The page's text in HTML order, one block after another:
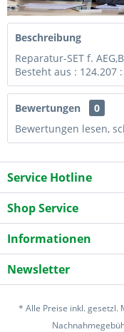
Beschreibung
Reparatur-SET f.
Besteht aus : 124.207
Bewertungen
0
Bewertungen lesen,
Service Hotline
Shop Service
Informationen
Newsletter
* Alle Preise inkl. gesetzl.